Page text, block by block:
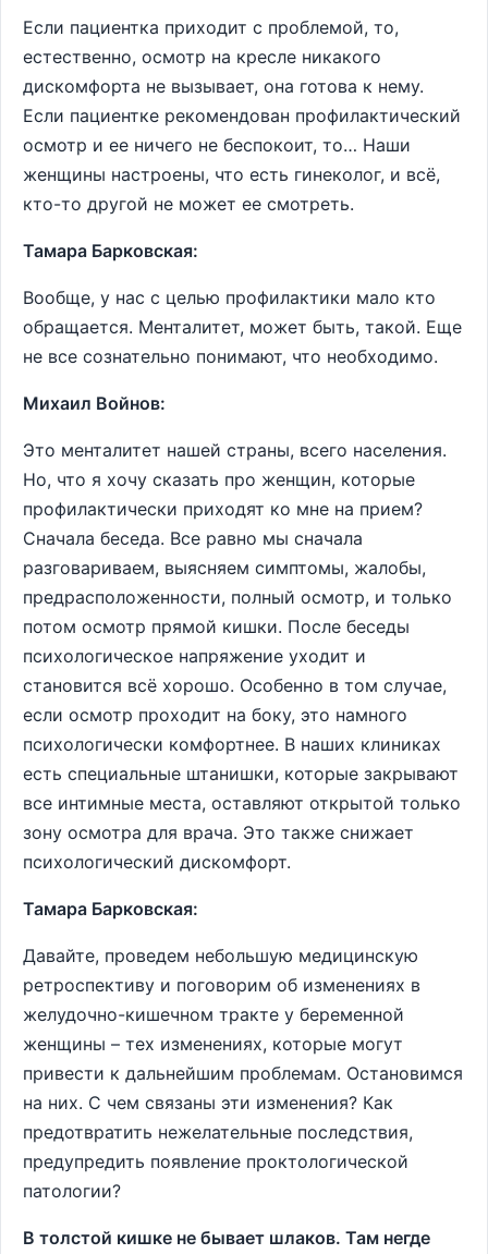
Если пациентка приходит с проблемой, то,
естественно, осмотр на кресле никакого
дискомфорта не вызывает, она готова к нему.
Если пациентке рекомендован профилактический
осмотр и ее ничего не беспокоит, то… Наши
женщины настроены, что есть гинеколог, и всё,
кто-то другой не может ее смотреть.
Тамара Барковская:
Вообще, у нас с целью профилактики мало кто
обращается. Менталитет, может быть, такой. Еще
не все сознательно понимают, что необходимо.
Михаил Войнов:
Это менталитет нашей страны, всего населения.
Но, что я хочу сказать про женщин, которые
профилактически приходят ко мне на прием?
Сначала беседа. Все равно мы сначала
разговариваем, выясняем симптомы, жалобы,
предрасположенности, полный осмотр, и только
потом осмотр прямой кишки. После беседы
психологическое напряжение уходит и
становится всё хорошо. Особенно в том случае,
если осмотр проходит на боку, это намного
психологически комфортнее. В наших клиниках
есть специальные штанишки, которые закрывают
все интимные места, оставляют открытой только
зону осмотра для врача. Это также снижает
психологический дискомфорт.
Тамара Барковская:
Давайте, проведем небольшую медицинскую
ретроспективу и поговорим об изменениях в
желудочно-кишечном тракте у беременной
женщины – тех изменениях, которые могут
привести к дальнейшим проблемам. Остановимся
на них. С чем связаны эти изменения? Как
предотвратить нежелательные последствия,
предупредить появление проктологической
патологии?
В толстой кишке не бывает шлаков. Там негде